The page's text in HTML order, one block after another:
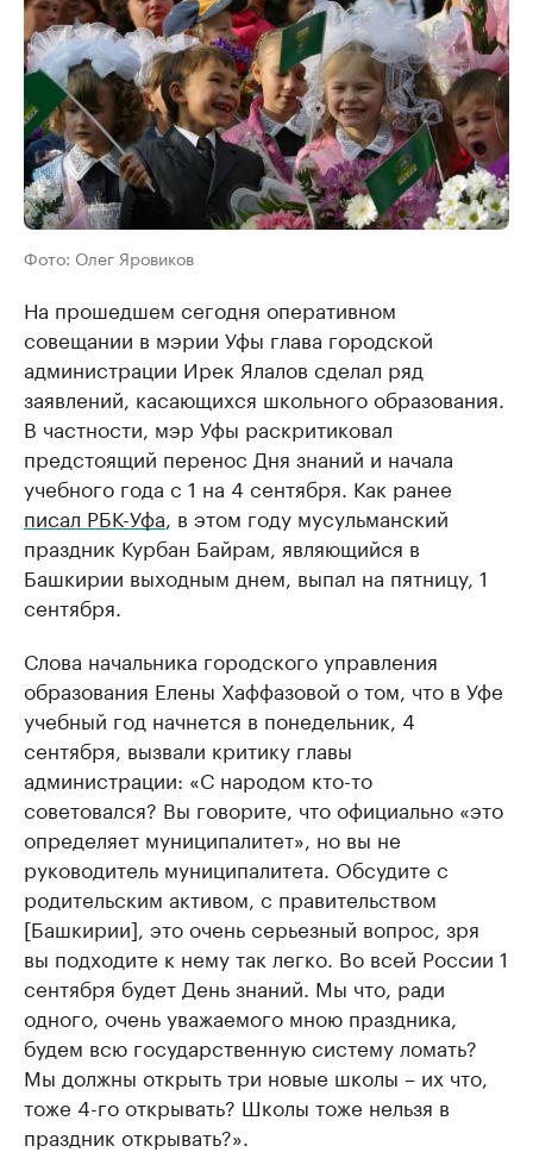
Фото: Олег Яровиков
На прошедшем сегодня оперативном
совещании в мэрии Уфы глава городской
администрации Ирек Ялалов сделал ряд
заявлений, касающихся школьного образования.
В частности, мэр Уфы раскритиковал
предстоящий перенос Дня знаний и начала
учебного года с 1 на 4 сентября. Как ранее
писал РБК-Уфа , в этом году мусульманский
праздник Курбан Байрам, являющийся в
Башкирии выходным днем, выпал на пятницу, 1
сентября.
Слова начальника городского управления
образования Елены Хаффазовой о том, что в Уфе
учебный год начнется в понедельник, 4
сентября, вызвали критику главы
администрации: «С народом кто-то
советовался? Вы говорите, что официально «это
определяет муниципалитет», но вы не
руководитель муниципалитета. Обсудите с
родительским активом, с правительством
[Башкирии], это очень серьезный вопрос, зря
вы подходите к нему так легко. Во всей России 1
сентября будет День знаний. Мы что, ради
одного, очень уважаемого мною праздника,
будем всю государственную систему ломать?
Мы должны открыть три новые школы – их что,
тоже 4-го открывать? Школы тоже нельзя в
праздник открывать?».